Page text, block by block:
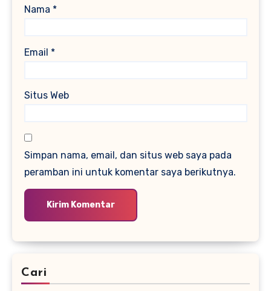
Nama *
Email *
Situs Web
Simpan nama, email, dan situs web saya pada
peramban ini untuk komentar saya berikutnya.
Cari